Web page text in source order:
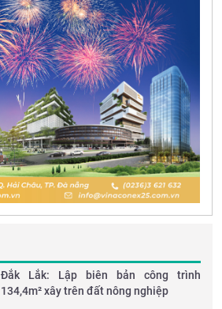
Đắk Lắk: Lập biên bản công trình
134,4m² xây trên đất nông nghiệp